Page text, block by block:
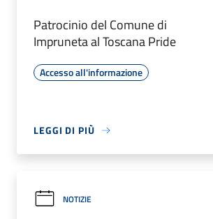
Patrocinio del Comune di
Impruneta al Toscana Pride
Accesso all'informazione
LEGGI DI PIÙ
NOTIZIE